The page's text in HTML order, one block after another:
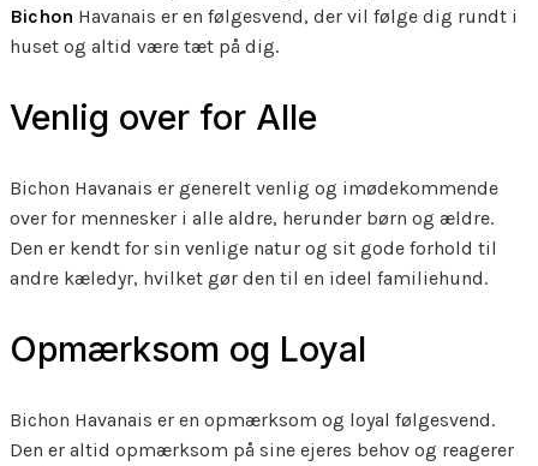
Bichon Havanais er en følgesvend, der vil følge dig rundt i
huset og altid være tæt på dig.
Venlig over for Alle
Bichon Havanais er generelt venlig og imødekommende
over for mennesker i alle aldre, herunder børn og ældre.
Den er kendt for sin venlige natur og sit gode forhold til
andre kæledyr, hvilket gør den til en ideel familiehund.
Opmærksom og Loyal
Bichon Havanais er en opmærksom og loyal følgesvend.
Den er altid opmærksom på sine ejeres behov og reagerer